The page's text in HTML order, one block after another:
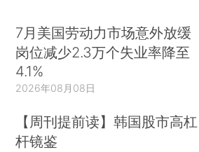
7月美国劳动力市场意外放缓
岗位减少2.3万个失业率降至
4.1%
2026年08月08日
【周刊提前读】韩国股市高杠
杆镜鉴